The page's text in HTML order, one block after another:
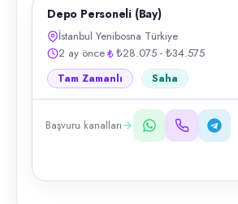
Depo Personeli (Bay)
İstanbul Yenibosna Türkiye
2 ay önce
₺28.075 - ₺34.575
Tam Zamanlı Saha
Başvuru kanalları